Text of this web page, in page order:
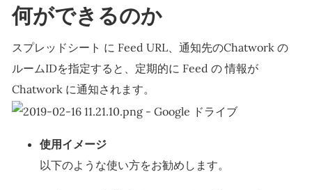
何ができるのか
スプレッドシート に Feed URL、通知先のChatwork の
ルームIDを指定すると、定期的に Feed の 情報が
Chatwork に通知されます。
使用イメージ
以下のような使い方をお勧めします。